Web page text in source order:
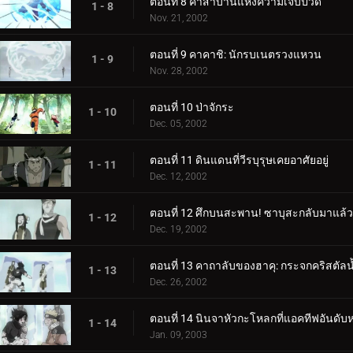
1 - 8
Nov. 21, 2002
1 - 9 ตอนที่ 9 คาคาชิ: นักรบเนตรวงแหวน
Nov. 28, 2002
1 - 10 ตอนที่ 10 ป่าจักระ
Dec. 05, 2002
1 - 11 ตอนที่ 11 ดินแดนที่วีรบุรุษเคยอาศัยอยู่
Dec. 12, 2002
1 - 12 ตอนที่ 12 ศึกบนสะพาน! ซาบุสะกลับมาแล้
Dec. 19, 2002
1 - 13 ตอนที่ 13 คาถาลับของฮาคุ: กระจกคริสตัล
Dec. 26, 2002
1 - 14 ตอนที่ 14 นินจาหัวกะโหลกที่แอคทีฟอันดับ
Jan. 09, 2003